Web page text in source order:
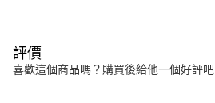
評價
喜歡這個商品嗎？購買後給他一個好評吧